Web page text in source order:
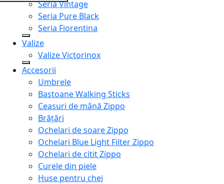
Seria Vintage
Seria Pure Black
Seria Fiorentina
Valize
Valize Victorinox
Accesorii
Umbrele
Bastoane Walking Sticks
Ceasuri de mână Zippo
Brățări
Ochelari de soare Zippo
Ochelari Blue Light Filter Zippo
Ochelari de citit Zippo
Curele din piele
Huse pentru chei